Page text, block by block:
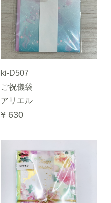
ki-D507
ご祝儀袋
アリエル
¥ 630